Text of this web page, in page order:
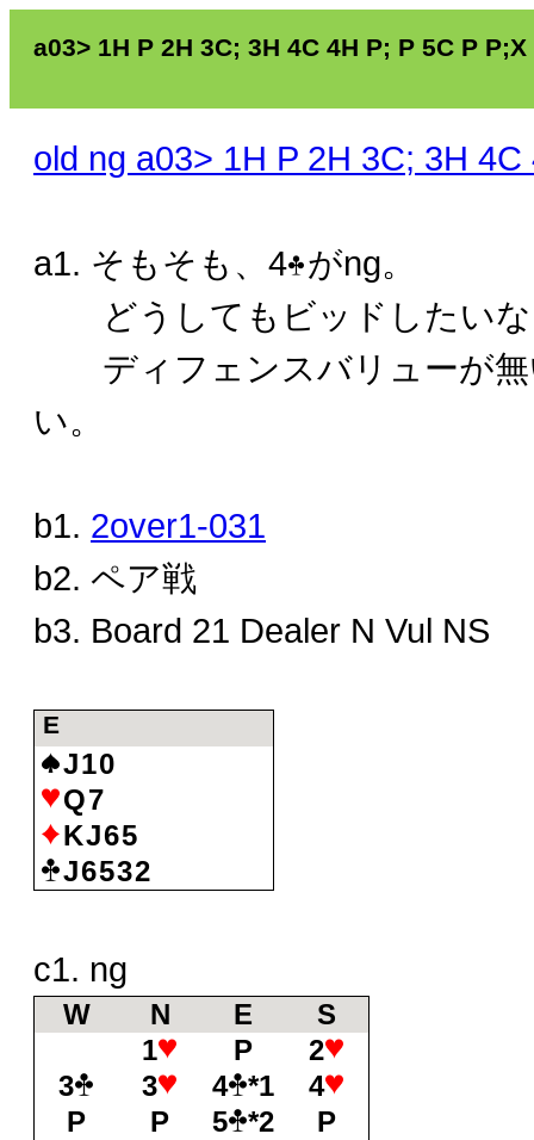
a03> 1H P 2H 3C; 3H 4C 4H P; P 5C P P;X
old ng a03> 1H P 2H 3C; 3H
a1. そもそも、4 がng。
どうしてもビッドしたいな
ディフェンスバリューが無
い。
b1. 2over1-031
b2. ペア戦
b3. Board 21 Dealer N Vul NS
E
J10
Q7
KJ65
J6532
c1. ng
W N E
S
1
P
2
3
3 4 *1
4
P
P 5 *2
P